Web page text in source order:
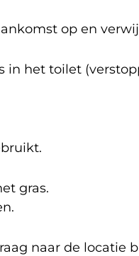
op en
in het toilet
gras.
naar de locatie